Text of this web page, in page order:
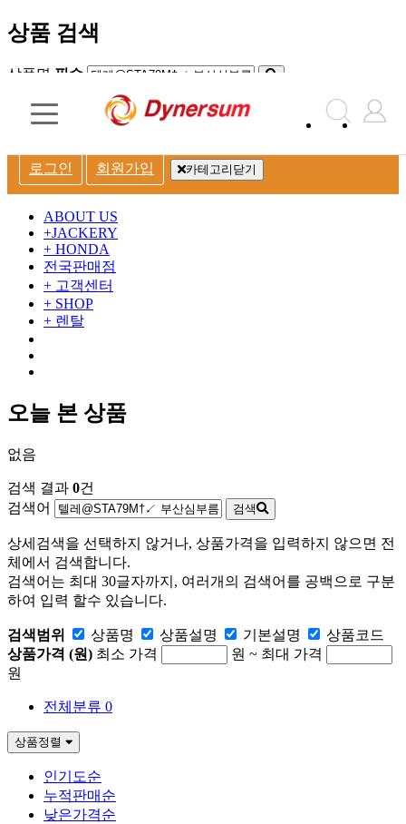
상품 검색
상품명 필수
원
로
그
인
로그인 회원가입 카테고리닫기
ABOUT US
+JACKERY
+ HONDA
전국판매점
+ 고객센터
+ SHOP
+ 렌탈
오늘 본 상품
없음
검색 결과 0건
검색어
검색
상세검색을 선택하지 않거나, 상품가격을 입력하지 않으면 전
체에서 검색합니다.
검색어는 최대 30글자까지, 여러개의 검색어를 공백으로 구분
하여 입력 할수 있습니다.
검색범위 상품명 상품설명 기본설명 상품코드
상품가격 (원) 최소 가격 원 ~ 최대 가격
원
전체분류 0
상품정렬
인기도순
누적판매순
낮은가격순